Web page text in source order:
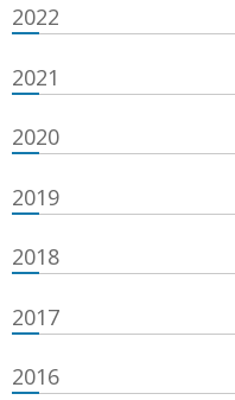
2022
2021
2020
2019
2018
2017
2016